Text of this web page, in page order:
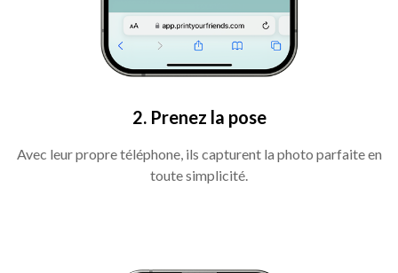
2. Prenez la pose
Avec leur propre téléphone, ils capturent la photo parfaite en
toute simplicité.